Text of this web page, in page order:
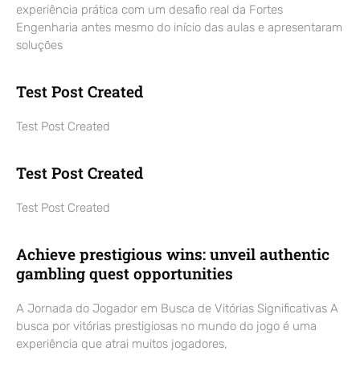
experiência prática com um desafio real da Fortes
Engenharia antes mesmo do início das aulas e apresentaram
soluções
Test Post Created
Test Post Created
Test Post Created
Test Post Created
Achieve prestigious wins: unveil authentic
gambling quest opportunities
A Jornada do Jogador em Busca de Vitórias Significativas A
busca por vitórias prestigiosas no mundo do jogo é uma
experiência que atrai muitos jogadores,